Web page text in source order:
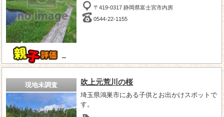
－
〒419-0317 静岡県富士宮市内房
0544-22-1155
現地未調査 吹上元荒川の桜
埼玉県鴻巣市にある子供とお出かけスポットで
す。